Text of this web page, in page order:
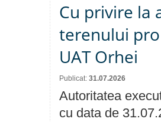
Cu privire la
terenului
UAT Orhei
Publicat: 31.07.2026
Autoritatea
cu data de